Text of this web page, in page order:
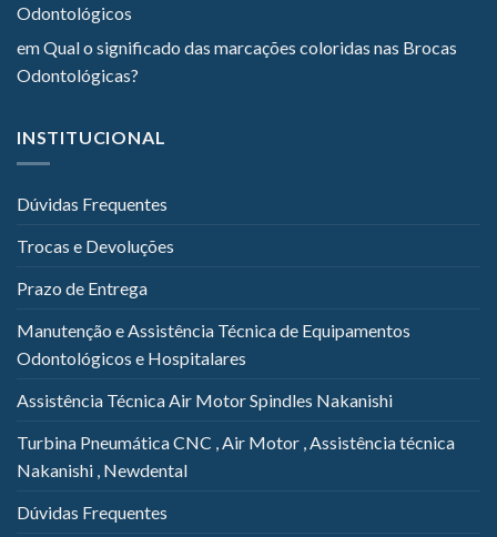
Odontológicos
emQual o significado das marcações coloridas nas Brocas
Odontológicas?
INSTITUCIONAL
Dúvidas Frequentes
Trocas e Devoluções
Prazo de Entrega
Manutenção e Assistência Técnica de Equipamentos
Odontológicos e Hospitalares
Assistência Técnica Air Motor Spindles Nakanishi
Turbina Pneumática CNC , Air Motor , Assistência técnica
Nakanishi , Newdental
Dúvidas Frequentes